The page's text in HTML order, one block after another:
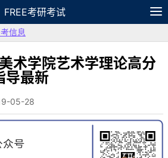
FREE考研考试
APP
信息
术学院艺术学理论高分
导最新
05-28